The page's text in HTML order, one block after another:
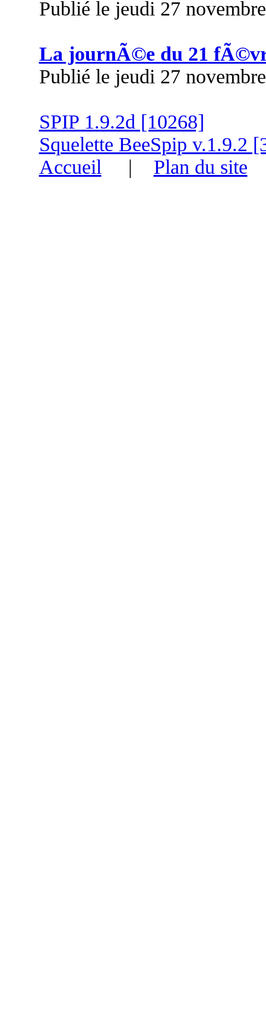
Publié le jeudi 27
La journÃ©e du 21
Publié le jeudi 27
SPIP 1.9.2d [10268]
Squelette BeeSpip v.1.9.2
Accueil | Plan du site